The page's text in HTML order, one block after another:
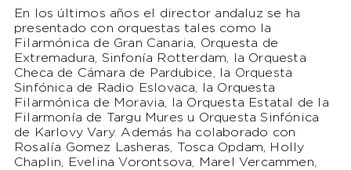
En los últimos años el director andaluz se ha
presentado con orquestas tales como la
Filarmónica de Gran Canaria, Orquesta de
Extremadura, Sinfonía Rotterdam, la Orquesta
Checa de Cámara de Pardubice, la Orquesta
Sinfónica de Radio Eslovaca, la Orquesta
Filarmónica de Moravia, la Orquesta Estatal de la
Filarmonía de Targu Mures u Orquesta Sinfónica
de Karlovy Vary. Además ha colaborado con
Rosalía Gomez Lasheras, Tosca Opdam, Holly
Chaplin, Evelina Vorontsova, Marel Vercammen,